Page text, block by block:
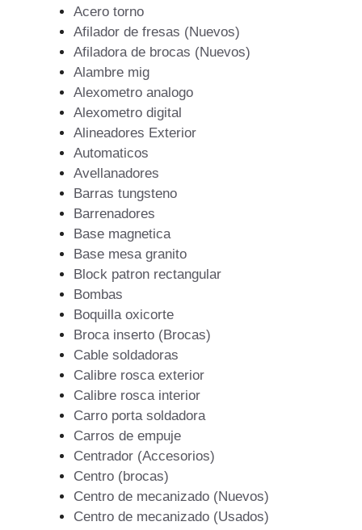
Acero torno
Afilador de fresas (Nuevos)
Afiladora de brocas (Nuevos)
Alambre mig
Alexometro analogo
Alexometro digital
Alineadores Exterior
Automaticos
Avellanadores
Barras tungsteno
Barrenadores
Base magnetica
Base mesa granito
Block patron rectangular
Bombas
Boquilla oxicorte
Broca inserto (Brocas)
Cable soldadoras
Calibre rosca exterior
Calibre rosca interior
Carro porta soldadora
Carros de empuje
Centrador (Accesorios)
Centro (brocas)
Centro de mecanizado (Nuevos)
Centro de mecanizado (Usados)